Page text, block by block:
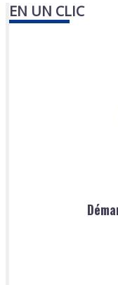
EN UN CLIC